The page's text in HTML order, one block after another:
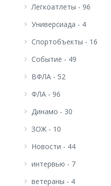
Легкоатлеты - 96
Универсиада - 4
Спортобъекты - 16
Событие - 49
ВФЛА - 52
ФЛА - 96
Динамо - 30
ЗОЖ - 10
Новости - 44
интервью - 7
ветераны - 4